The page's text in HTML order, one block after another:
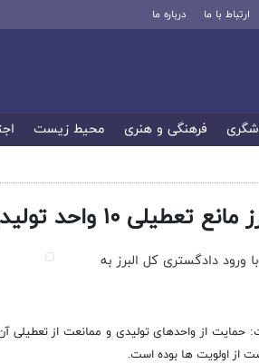
ارتباط با ما درباره ما
فرهنگی و هنری محیط زیست
۱۰ واحد تولیدی شد
ماهه گذشته با ورود دادگستری کل البرز به
حمایت از واحدهای تولیدی و ممانعت از
از اولویت ها بوده است.